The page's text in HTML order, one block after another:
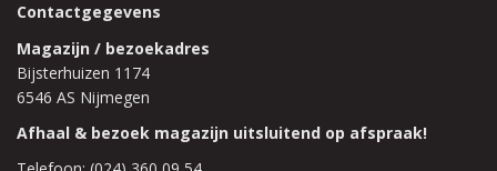
Contactgegevens
Magazijn / bezoekadres
Bijsterhuizen 1174
6546 AS Nijmegen
Afhaal & bezoek magazijn uitsluitend op afspraak!